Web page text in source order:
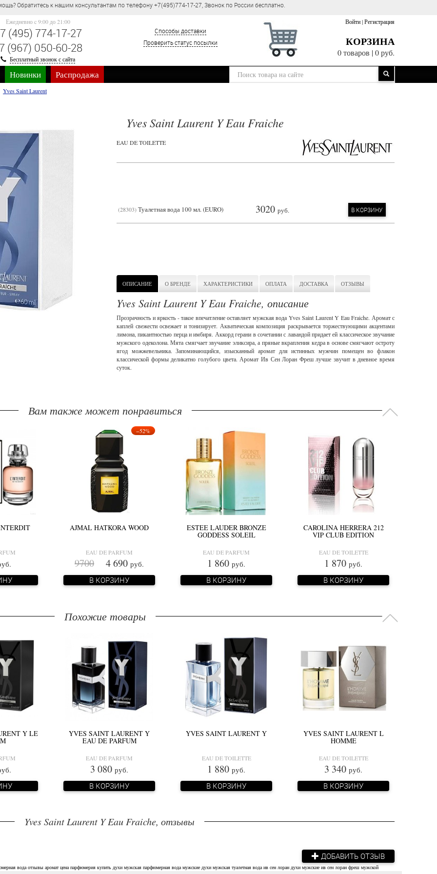
Обратитесь к нашим консультантам по телефону +7(495)774-17-27, Звонок по России бесплатно.
Ежедневно c 9:00 до 21:00
(495) 774-17-27
(967) 050-60-28
Бесплатный звонок с сайта
Способы доставки
Проверить статус посылки
Войти|Регистрация
КОРЗИНА
0 товаров |0 руб.
Новинки Распродажа
Yves Saint Laurent
Yves Saint Laurent Y Eau Fraiche
EAU DE TOILETTE
28303 Туалетная вода 100 мл. (EURO) 3020 руб. В КОРЗИНУ
ОПИСАНИЕ О БРЕНДЕ ХАРАКТЕРИСТИКИ ОПЛАТА ДОСТАВКА ОТЗЫВЫ
Yves Saint Laurent Y Eau Fraiche, описание
Прозрачность и яркость - такое впечатление оставляет мужская вода Yves Saint Laurent Y Eau Fraiche. Аромат с
каплей свежести освежает и тонизирует. Акватическая композиция раскрывается торжествующими акцентами
лимона, пикантностью перца и имбиря. Аккорд герани в сочетании с лавандой придает ей классическое звучание
мужского одеколона. Мята смягчает звучание эликсира, а пряные вкрапления кедра в основе смягчают остроту
ягод можжевельника. Запоминающийся, изысканный аромат для истинных мужчин помещен во флакон
классической формы деликатно голубого цвета. Аромат Ив Сен Лоран Фреш лучше звучит в дневное время
суток.
Вам также может понравиться
−52%
AJMAL HATKORA WOOD
EAU DE PARFUM
9700 4 690 руб.
В КОРЗИНУ
ESTEE LAUDER BRONZE
GODDESS SOLEIL
EAU DE PARFUM
1 860 руб.
В КОРЗИНУ
CAROLINA HERRERA 212
VIP CLUB EDITION
EAU DE TOILETTE
1 870 руб.
В КОРЗИНУ
Похожие товары
Y LE YVES SAINT LAURENT Y
EAU DE PARFUM
EAU DE PARFUM
3 080 руб.
В КОРЗИНУ
YVES SAINT LAURENT Y
EAU DE TOILETTE
1 880 руб.
В КОРЗИНУ
YVES SAINT LAURENT L
HOMME
EAU DE TOILETTE
3 340 руб.
В КОРЗИНУ
Yves Saint Laurent Y Eau Fraiche, отзывы
ДОБАВИТЬ ОТЗЫВ
вода отзывы аромат цена парфюмерия купить духи мужская парфюмерная вода мужские духи мужская туалетная вода ив сен лоран духи мужские ив сен лоран фреш мужской